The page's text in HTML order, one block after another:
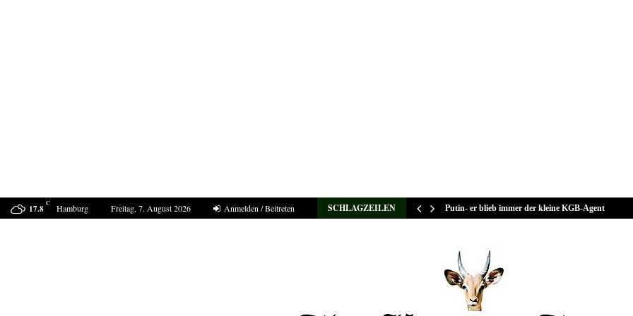
17.8 C Hamburg Freitag, 7. August 2026 Anmelden / Beitreten SCHLAGZEILEN
ProDogRomania e.V. weist die moralische Schuld dem… Putin- er blieb immer der kleine KGB-Agent